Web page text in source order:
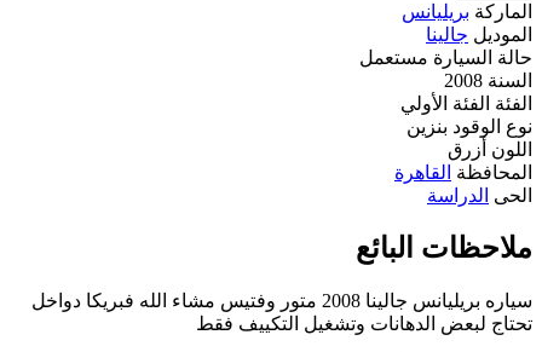
الماركة بريليانس
الموديل جالينا
حالة السيارة مستعمل
السنة 2008
الفئة الفئة الأولي
نوع الوقود بنزين
اللون أزرق
المحافظة القاهرة
الحى الدراسة
ملاحظات البائع
سياره بريليانس جالينا 2008 متور وفتيس مشاء الله فبريكا دواخل
تحتاج لبعض الدهانات وتشغيل التكييف فقط